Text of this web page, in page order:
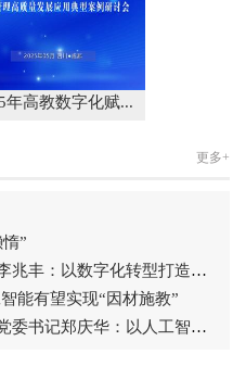
年高教数字化赋...
更多+
”
江南大学党委常委、副校长李兆丰：以数字化转型打造智慧育人新生态
能有望实现“因材施教”
中国工程院院士、同济大学党委书记郑庆华：以人工智能赋能教育强国建设...